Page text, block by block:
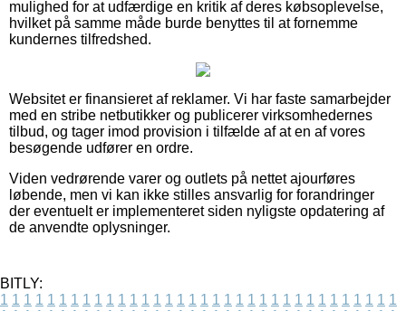
mulighed for at udfærdige en kritik af deres købsoplevelse,
hvilket på samme måde burde benyttes til at fornemme
kundernes tilfredshed.
Websitet er finansieret af reklamer. Vi har faste samarbejder
med en stribe netbutikker og publicerer virksomhedernes
tilbud, og tager imod provision i tilfælde af at en af vores
besøgende udfører en ordre.
Viden vedrørende varer og outlets på nettet ajourføres
løbende, men vi kan ikke stilles ansvarlig for forandringer
der eventuelt er implementeret siden nyligste opdatering af
de anvendte oplysninger.
BITLY:
1 1 1 1 1 1 1 1 1 1 1 1 1 1 1 1 1 1 1 1 1 1 1 1 1 1 1 1 1 1 1 1 1 1